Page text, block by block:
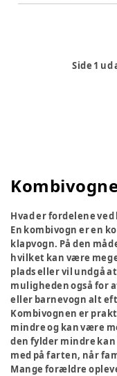
Side 1 ud
Hvad er fordelene
En kombivogn er en
klapvogn. På den
hvilket kan være
plads eller vil undgå
muligheden også for
eller barnevogn alt
Kombivognen er
mindre og kan være
den fylder mindre
med på farten, når
Mange forældre